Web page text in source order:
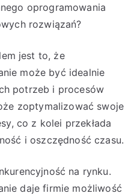
oprogramowania
rozwiązań?
jest to, że
może być idealnie
potrzeb i procesów
zoptymalizować swoje
co z kolei przekłada
i oszczędność czasu.
na rynku.
daje firmie możliwość